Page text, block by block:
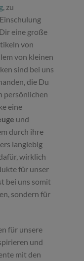
, zu
eine große
von
von kleinen
sind bei uns
die Du
persönlichen
eine
und
durch ihre
langlebig
wirklich
für unser
bei uns somit
sondern für
für unsere
und
mit den